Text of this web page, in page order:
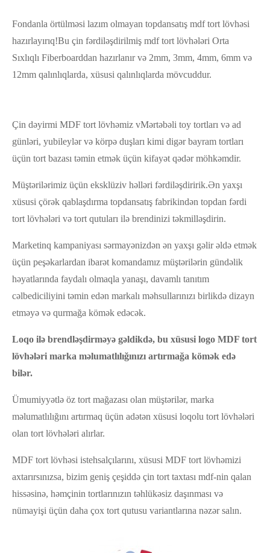
Fondanla örtülməsi lazım olmayan topdansatış mdf tort lövhəsi
hazırlayırıq!Bu çin fərdiləşdirilmiş mdf tort lövhələri Orta
Sıxlıqlı Fiberboarddan hazırlanır və 2mm, 3mm, 4mm, 6mm və
12mm qalınlıqlarda, xüsusi qalınlıqlarda mövcuddur.
Çin dəyirmi MDF tort lövhəmiz vMərtəbəli toy tortları və ad
günləri, yubileylər və körpə duşları kimi digər bayram tortları
üçün tort bazası təmin etmək üçün kifayət qədər möhkəmdir.
Müştərilərimiz üçün eksklüziv həlləri fərdiləşdiririk.Ən yaxşı
xüsusi çörək qablaşdırma topdansatış fabrikindən topdan fərdi
tort lövhələri və tort qutuları ilə brendinizi təkmilləşdirin.
Marketinq kampaniyası sərmayənizdən ən yaxşı gəlir əldə etmək
üçün peşəkarlardan ibarət komandamız müştərilərin gündəlik
həyatlarında faydalı olmaqla yanaşı, davamlı tanıtım
cəlbediciliyini təmin edən markalı məhsullarınızı birlikdə dizayn
etməyə və qurmağa kömək edəcək.
Loqo ilə brendləşdirməyə gəldikdə, bu xüsusi logo MDF tort
lövhələri marka məlumatlılığınızı artırmağa kömək edə
bilər.
Ümumiyyətlə öz tort mağazası olan müştərilər, marka
məlumatlılığını artırmaq üçün adətən xüsusi loqolu tort lövhələri
olan tort lövhələri alırlar.
MDF tort lövhəsi istehsalçılarını, xüsusi MDF tort lövhəmizi
axtarırsınızsa, bizim geniş çeşiddə çin tort taxtası mdf-nin qalan
hissəsinə, həmçinin tortlarınızın təhlükəsiz daşınması və
nümayişi üçün daha çox tort qutusu variantlarına nəzər salın.